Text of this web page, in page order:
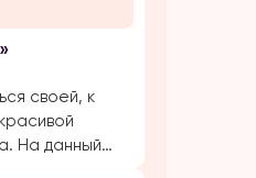
своей, к
На данный